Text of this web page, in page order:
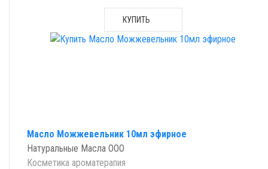
КУПИТЬ
Масло Можжевельник 10мл эфирное
Натуральные Масла ООО
Косметика ароматерапия